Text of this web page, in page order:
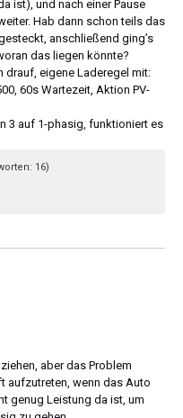
ist), und nach einer Pause
Hab dann schon teils das
anschließend ging’s
das liegen könnte?
drauf, eigene Laderegel mit:
60s Wartezeit, Aktion PV-
3 auf 1-phasig, funktioniert es
16)
aber das Problem
aufzutreten, wenn das Auto
genug Leistung da ist, um